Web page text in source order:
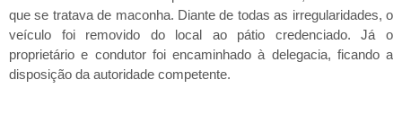
que se tratava de maconha. Diante de todas as irregularidades, o
veículo foi removido do local ao pátio credenciado. Já o
proprietário e condutor foi encaminhado à delegacia, ficando a
disposição da autoridade competente.